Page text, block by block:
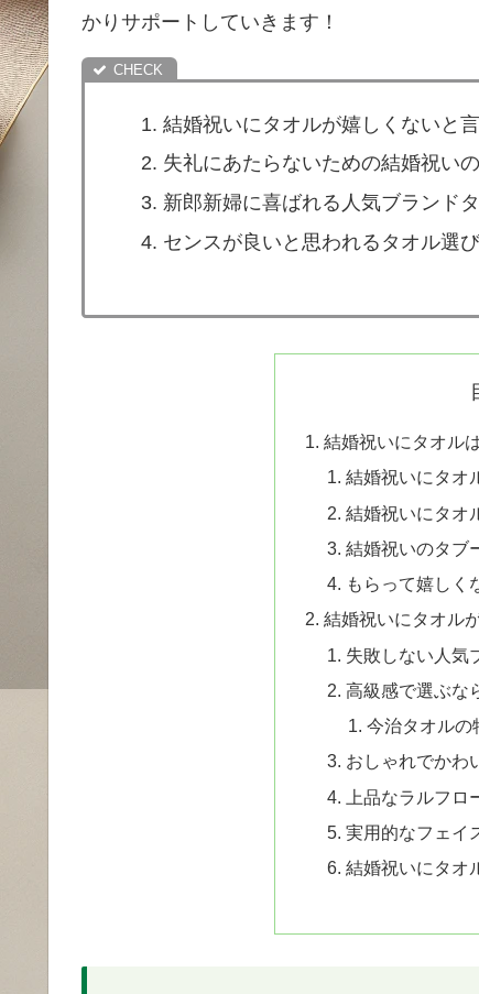
かりサポートしていきます！
結婚祝いにタオルが嬉しくないと
失礼にあたらないための結婚祝い
新郎新婦に喜ばれる人気ブランド
センスが良いと思われるタオル選
結婚祝いにタオル
結婚祝いにタオ
結婚祝いにタオ
結婚祝いのタブ
もらって嬉しく
結婚祝いにタオル
失敗しない人気
高級感で選ぶな
今治タオルの
おしゃれでかわ
上品なラルフロ
実用的なフェイ
結婚祝いにタオ